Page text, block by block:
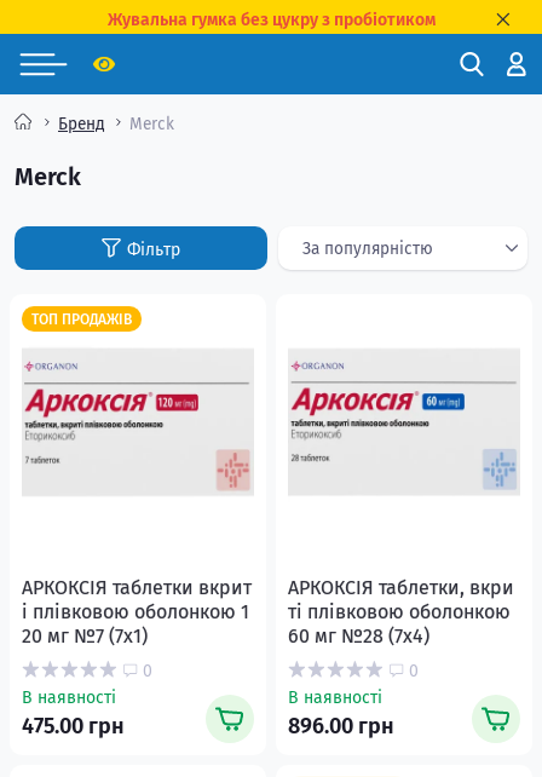
Жувальна гумка без цукру з пробіотиком
Бренд Merck
Merck
ТОП ПРОДАЖІВ
АРКОКСІЯ таблетки вкрит
і плівковою оболонкою 1
20 мг №7 (7х1)
0
В наявності
475.00 грн
АРКОКСІЯ таблетки, вкри
ті плівковою оболонкою
60 мг №28 (7х4)
0
В наявності
896.00 грн